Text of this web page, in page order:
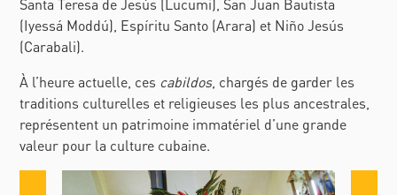
Santa Teresa de Jesús (Lucumi), San Juan Bautista
(Iyessá Moddú), Espíritu Santo (Arara) et Niño Jesús
(Carabali).
À l’heure actuelle, ces cabildos, chargés de garder les
traditions culturelles et religieuses les plus ancestrales,
représentent un patrimoine immatériel d’une grande
valeur pour la culture cubaine.